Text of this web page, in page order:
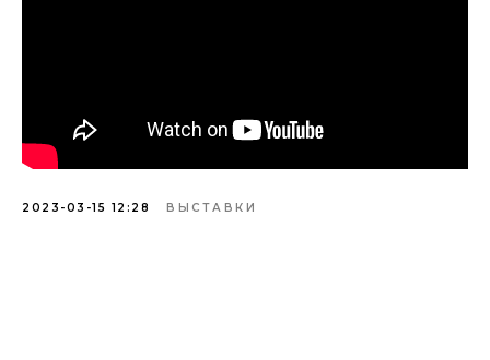
2023-03-15 12:28 ВЫСТАВКИ